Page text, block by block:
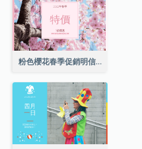
粉色櫻花春季促銷明信片